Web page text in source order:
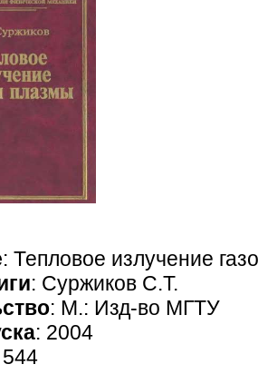
: Тепловое излучение
: Суржиков С.Т.
: М.: Изд-во МГТУ
: 2004
544